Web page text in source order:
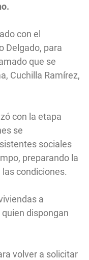
con el
Delgado, para
que se
Cuchilla Ramírez,
con la etapa
se
sociales
preparando la
condiciones.
a
dispongan
volver a solicitar